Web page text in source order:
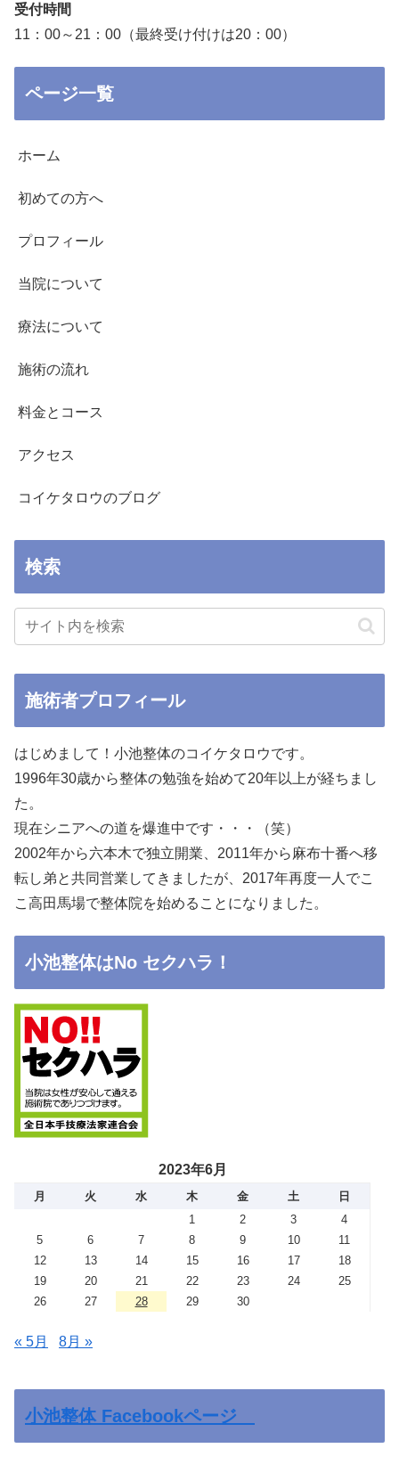
受付時間
11：00～21：00（最終受け付けは20：00）
ページ一覧
ホーム
初めての方へ
プロフィール
当院について
療法について
施術の流れ
料金とコース
アクセス
コイケタロウのブログ
検索
施術者プロフィール
はじめまして！小池整体のコイケタロウです。
1996年30歳から整体の勉強を始めて20年以上が経ちまし
た。
現在シニアへの道を爆進中です・・・（笑）
2002年から六本木で独立開業、2011年から麻布十番へ移
転し弟と共同営業してきましたが、2017年再度一人でこ
こ高田馬場で整体院を始めることになりました。
小池整体はNo セクハラ！
2023年6月
月 火 水 木 金 土
日
1
2 3
4
5
6 7 8 9 10
11
12
13 14 15 16 17
18
19
20 21 22 23 24
25
26
27 28 29 30
« 5月 8月 »
小池整体 Facebookページ